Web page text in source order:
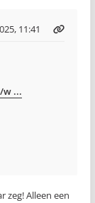
11:41
...
zeg! Alleen een